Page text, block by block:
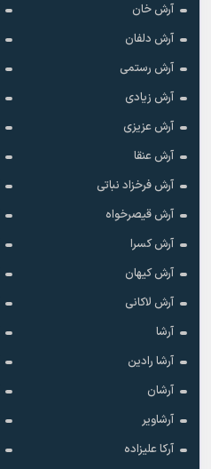
آرش خان
آرش دلفان
آرش رستمی
آرش زیادی
آرش عزیزی
آرش عنقا
آرش فرخزاد نباتی
آرش قیصرخواه
آرش کسرا
آرش کیهان
آرش لاکانی
آرشا
آرشا رادین
آرشان
آرشاویر
آرکا علیزاده